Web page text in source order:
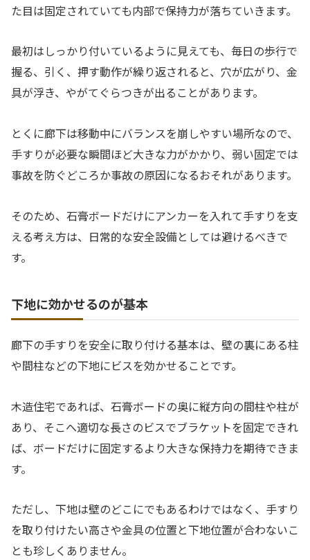
た目は固定されていても内部で保持力が落ちていきます。
最初はしっかり付いているように見えても、毎日の歩行で
握る、引く、押す動作が繰り返されると、穴が広がり、金
具が浮き、やがてぐらつきが出ることがあります。
とくに廊下は移動中にバランスを崩しやすい場所なので、
手すりが必要な瞬間ほど大きな力がかかり、弱い固定では
事故を防ぐどころか事故の原因になるおそれがあります。
そのため、石膏ボードだけにアンカーを入れて手すりを支
える考え方は、日常的な安全設備としては避けるべきで
す。
下地に効かせるのが基本
廊下の手すりを安全に取り付ける基本は、壁の裏にある柱
や間柱などの下地にビスを効かせることです。
木造住宅であれば、石膏ボードの奥に縦方向の間柱や柱が
あり、そこへ適切な長さのビスでブラケットを固定できれ
ば、ボードだけに固定するより大きな保持力を期待できま
す。
ただし、下地は壁のどこにでもあるわけではなく、手すり
を取り付けたい高さや金具の位置と下地位置が合わないこ
とも珍しくありません。